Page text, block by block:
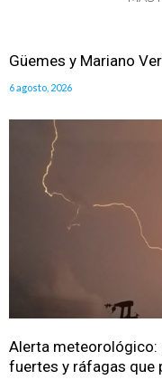
Güemes y Mariano
6 agosto, 2026
Alerta meteorológico:
fuertes y ráfagas que